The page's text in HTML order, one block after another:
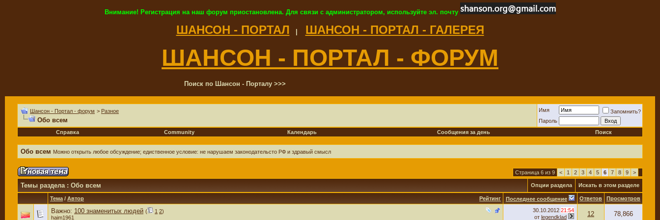
Внимание! Регистрация на наш форум приостановлена. Для связи с администратором, используйте эл. почту
ШАНСОН - ПОРТАЛ ШАНСОН - ПОРТАЛ - ГАЛЕРЕЯ
ШАНСОН - ПОРТАЛ - ФОРУМ
Поиск по Шансон - Порталу >>>
Шансон - Портал - форум > Разное
Обо всем
Имя
Запомнить?
Пароль
Справка
Community Календарь Сообщения за день Поиск
Обо всем Можно открыть любое обсуждение; едиственное условие: не нарушаем законодательсто РФ и здравый смысл
Страница 6 из 9 < 1 2 3 4 5 6 7 8 9 >
Темы раздела: Обо всем Опции раздела Искать в этом разделе
Рейтинг
Тема / Автор Последнее сообщение Ответов Просмотров
Важно: 100 знаменитых людей ( 1 2)
haim1961
30.10.2012 21:54
от legendklad 12 78,866